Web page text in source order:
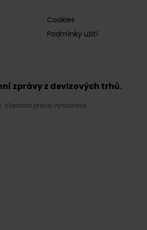
Cookies
Podmínky užití
zprávy z devizových trhů.
Všechna práva vyhrazena.